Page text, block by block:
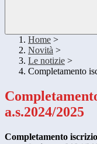
Home >
Novità >
Le notizie >
Completamento
a.s.2024/2025
Completamento